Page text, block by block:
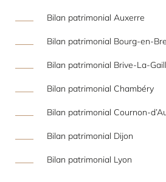
Bilan patrimonial Auxerre
Bilan patrimonial Bourg-en-
Bilan patrimonial Brive-La-
Bilan patrimonial Chambéry
Bilan patrimonial Cournon-
Bilan patrimonial Dijon
Bilan patrimonial Lyon